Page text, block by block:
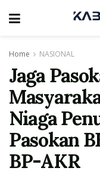
Home NASIONAL
Jaga
Niaga
Pasokan
BP-AKR